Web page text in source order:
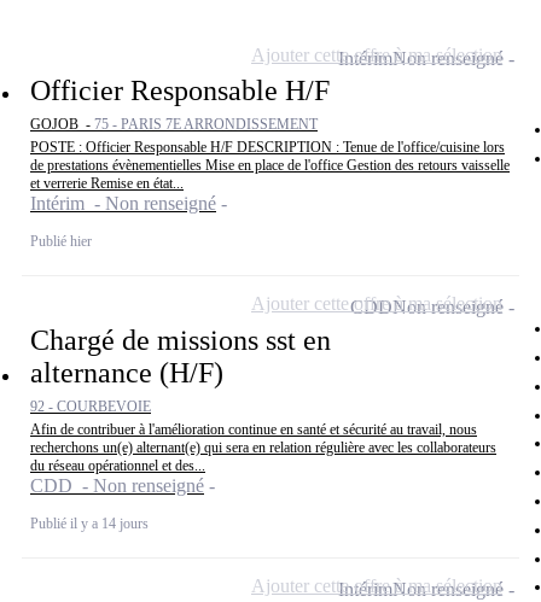
Officier Responsable H/F
GOJOB - 75 - PARIS 7E ARRONDISSEMENT
POSTE : Officier Responsable H/F DESCRIPTION : Tenue de l'office/cuisine lors
de prestations évènementielles Mise en place de l'office Gestion des retours vaisselle
et verrerie Remise en état...
Intérim - Non renseigné
Publié hier
IntérimNon renseigné
Ajouter cette offre à ma sélection
Chargé de missions sst en
alternance (H/F)
92 - COURBEVOIE
Afin de contribuer à l'amélioration continue en santé et sécurité au travail, nous
recherchons un(e) alternant(e) qui sera en relation régulière avec les collaborateurs
du réseau opérationnel et des...
CDD - Non renseigné
Publié il y a 14 jours
CDDNon renseigné
Ajouter cette offre à ma sélection
IntérimNon renseigné
Ajouter cette offre à ma sélection